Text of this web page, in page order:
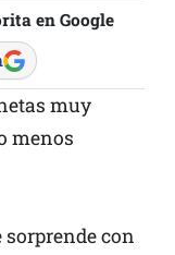
en Google
muy
menos
sorprende con